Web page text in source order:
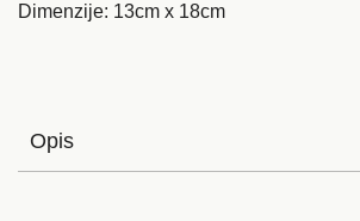
Dimenzije: 13cm x 18cm
Opis